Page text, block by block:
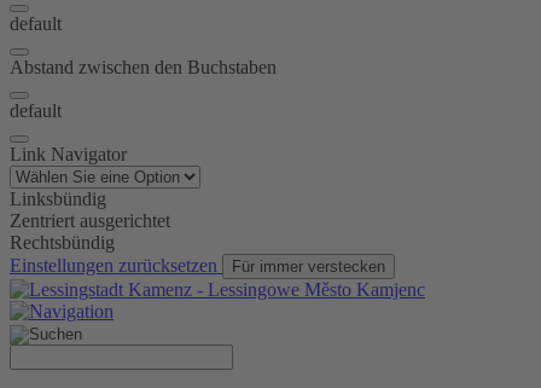
default
Abstand zwischen den Buchstaben
default
Link Navigator
Linksbündig
Zentriert ausgerichtet
Rechtsbündig
Einstellungen zurücksetzen
Für immer verstecken